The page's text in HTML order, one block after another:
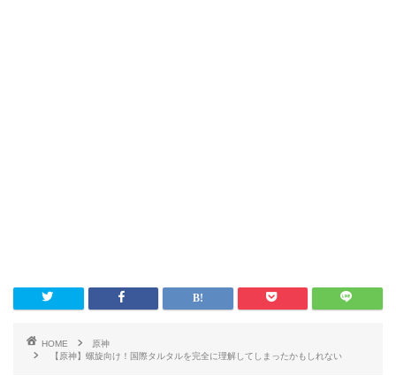
HOME
原神
【原神】螺旋向け！国際タルタルを完全に理解してしまったかもしれない